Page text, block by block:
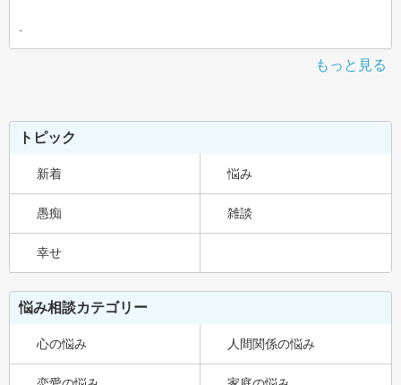
-
もっと見る
トピック
新着 悩み
愚痴 雑談
幸せ
悩み相談カテゴリー
心の悩み 人間関係の悩み